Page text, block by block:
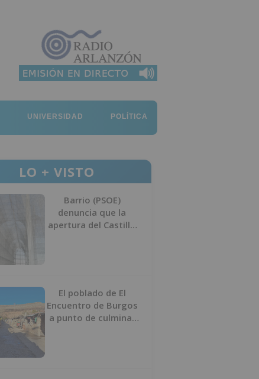
UNIVERSIDAD POLÍTICA
LO + VISTO
Barrio (PSOE)
denuncia que la
apertura del Castillo
El poblado de El
Encuentro de Burgos
a punto de culminar